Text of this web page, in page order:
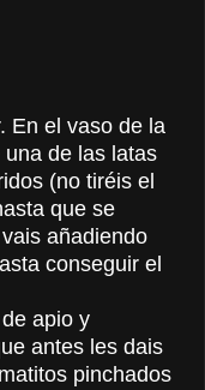
En el vaso de la
de las latas
(no tiréis el
que se
añadiendo
conseguir el
apio y
antes les dais
pinchados